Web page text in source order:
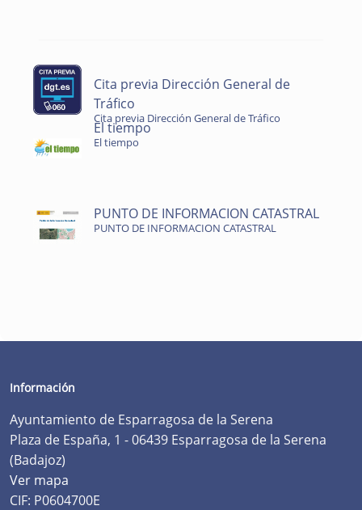
Cita previa Dirección General de
Tráfico
Cita previa Dirección General de Tráfico
El tiempo
El tiempo
PUNTO DE INFORMACION CATASTRAL
PUNTO DE INFORMACION CATASTRAL
Información
Ayuntamiento de Esparragosa de la Serena
Plaza de España, 1 - 06439 Esparragosa de la Serena
(Badajoz)
Ver mapa
CIF: P0604700E